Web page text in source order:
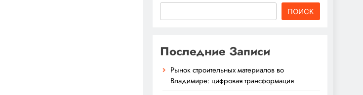
ПОИСК
Последние Записи
Рынок строительных материалов во
Владимире: цифровая трансформация